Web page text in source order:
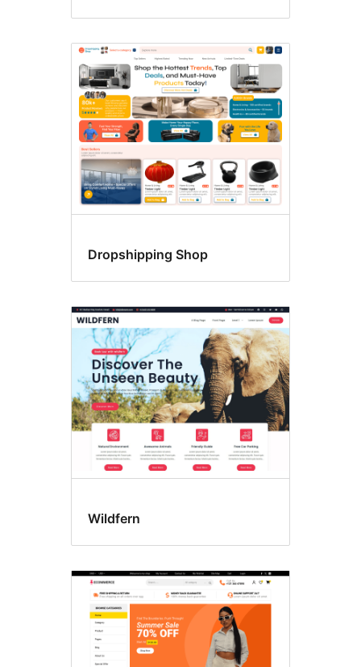
Dropshipping Shop
Wildfern